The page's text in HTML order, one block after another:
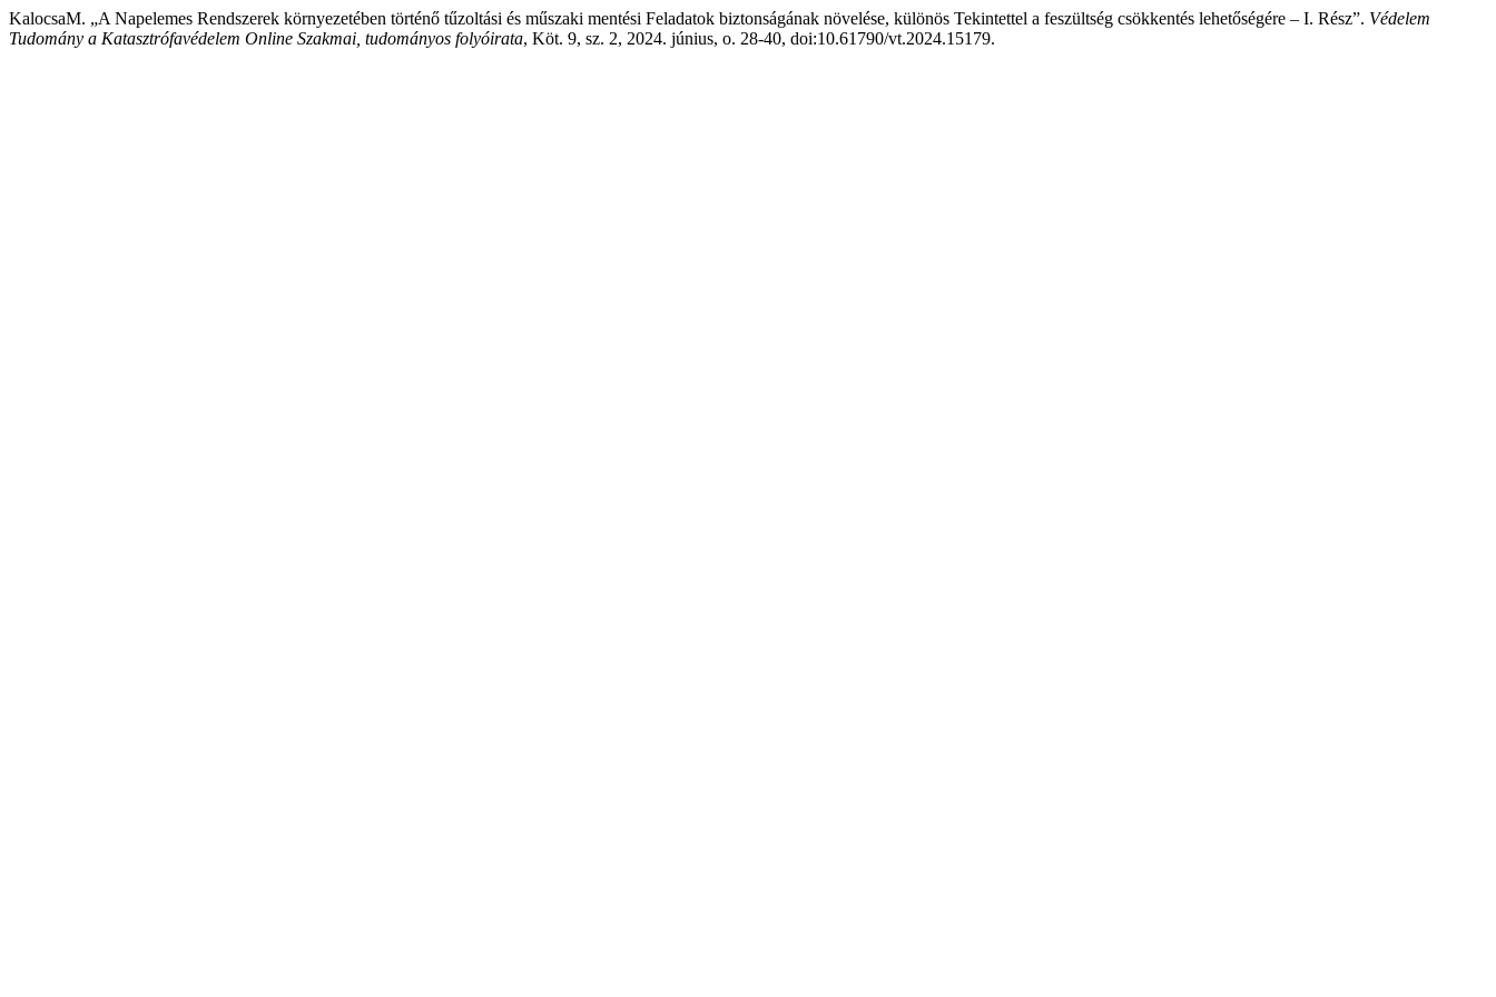
KalocsaM. „A Napelemes Rendszerek környezetében történő tűzoltási és műszaki mentési Feladatok biztonságának növelése, különös Tekintettel a feszültség csökkentés lehetőségére – I. Rész”. Védelem
Tudomány a Katasztrófavédelem Online Szakmai, tudományos folyóirata, Köt. 9, sz. 2, 2024. június, o. 28-40, doi:10.61790/vt.2024.15179.